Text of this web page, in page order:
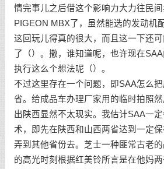
情完事儿之后借这个影响力大力往民
PIGEON MBX了，虽然能选的发动机
这回玩儿得真的很大，而且这一下还
了（）。撒，谁知道呢，也许现在
执行这么个想法呢（）。
不过这里存在一个问题，即SAA怎么
省。给成品车办理厂家用的临时拍照
出陕西显然不太现实。我估计SAA一
术，即先在陕西和山西两省达到一定
弄到其他省份去。芝士一种匪常古老
的高光时刻根据红美铃所言是在他妈